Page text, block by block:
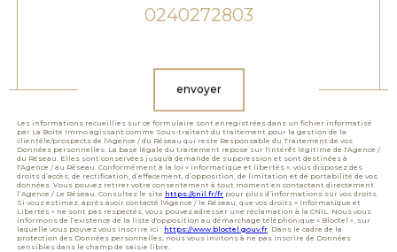
0240272803
envoyer
Les informations recueillies sur ce formulaire sont enregistrées dans un fichier informatisé
par La Boite Immo agissant comme Sous-traitant du traitement pour la gestion de la
clientèle/prospects de l'Agence / du Réseau qui reste Responsable du Traitement de vos
Données personnelles. La base légale du traitement repose sur l'intérêt légitime de l'Agence /
du Réseau. Elles sont conservées jusqu'à demande de suppression et sont destinées à
l'Agence / au Réseau. Conformément à la loi « informatique et libertés », vous disposez des
droits d’accès, de rectification, d’effacement, d’opposition, de limitation et de portabilité de vos
données. Vous pouvez retirer votre consentement à tout moment en contactant directement
l’Agence / Le Réseau. Consultez le site https://cnil.fr/fr pour plus d’informations sur vos droits.
Si vous estimez, après avoir contacté l'Agence / le Réseau, que vos droits « Informatique et
Libertés » ne sont pas respectés, vous pouvez adresser une réclamation à la CNIL. Nous vous
informons de l’existence de la liste d'opposition au démarchage téléphonique « Bloctel », sur
laquelle vous pouvez vous inscrire ici : https://www.bloctel.gouv.fr . Dans le cadre de la
protection des Données personnelles, nous vous invitons à ne pas inscrire de Données
sensibles dans le champ de saisie libre.